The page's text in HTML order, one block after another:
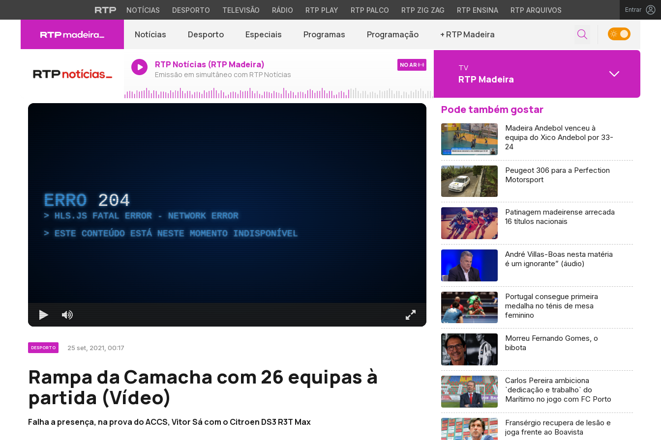
NOTÍCIAS DESPORTO TELEVISÃO RÁDIO RTP PLAY RTP PALCO RTP ZIG ZAG RTP ENSINA RTP ARQUIVOS Entrar
Notícias Desporto Especiais Programas Programação + RTP Madeira
RTP Notícias (RTP Madeira)
Emissão em simultâneo com RTP Notícias
NO AR TV
RTP Madeira
ERRO 204
HLS.JS FATAL ERROR - NETWORK ERROR
ESTE CONTEÚDO ESTÁ NESTE MOMENTO INDISPONÍVEL
DESPORTO 25 set, 2021, 00:17
Rampa da Camacha com 26 equipas à
partida (Vídeo)
Falha a presença, na prova do ACCS, Vitor Sá com o Citroen DS3 R3T Max
Pode também gostar
Madeira Andebol venceu à
equipa do Xico Andebol por 33-
24
Peugeot 306 para a Perfection
Motorsport
Patinagem madeirense arrecada
16 títulos nacionais
André Villas-Boas nesta matéria
é um ignorante” (áudio)
Portugal consegue primeira
medalha no ténis de mesa
feminino
Morreu Fernando Gomes, o
bibota
Carlos Pereira ambiciona
`dedicação e trabalho` do
Marítimo no jogo com FC Porto
Fransérgio recupera de lesão e
joga frente ao Boavista